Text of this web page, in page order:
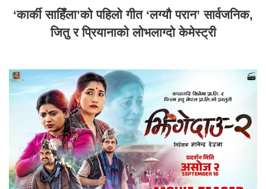
‘कार्की साहिँला’को पहिलो गीत ‘लग्यौ परान’ सार्वजनिक,
जितु र प्रियानाको लोभलाग्दो केमेस्ट्री